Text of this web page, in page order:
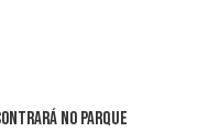
no parque